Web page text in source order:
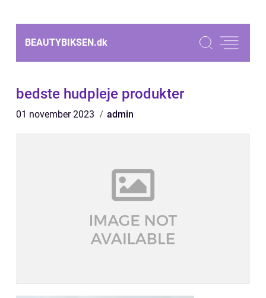
BEAUTYBIKSEN.dk
bedste hudpleje produkter
01 november 2023 admin